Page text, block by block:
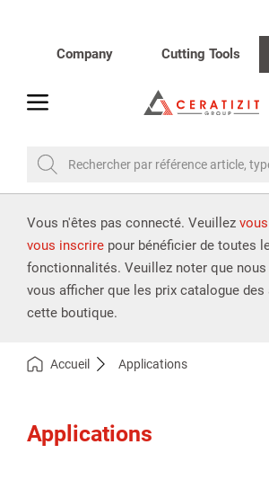
Company Cutting Tools
toggle
Rechercher par référence article,
Vous n'êtes pas connecté. Veuillez
vous inscrire pour bénéficier de toutes
fonctionnalités. Veuillez noter que nous
vous afficher que les prix catalogue
cette boutique.
Accueil Applications
Applications